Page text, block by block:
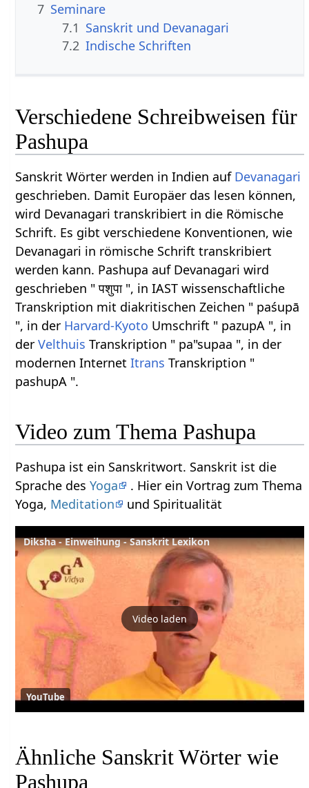
7 Seminare
7.1 Sanskrit und Devanagari
7.2 Indische Schriften
Verschiedene Schreibweisen für
Pashupa
Sanskrit Wörter werden in Indien auf Devanagari
geschrieben. Damit Europäer das lesen können,
wird Devanagari transkribiert in die Römische
Schrift. Es gibt verschiedene Konventionen, wie
Devanagari in römische Schrift transkribiert
werden kann. Pashupa auf Devanagari wird
geschrieben " पशुपा ", in IAST wissenschaftliche
Transkription mit diakritischen Zeichen " paśupā
", in der Harvard-Kyoto Umschrift " pazupA ", in
derVelthuis Transkription " pa"supaa ", in der
modernen InternetItrans Transkription "
pashupA ".
Video zum Thema Pashupa
Pashupa ist ein Sanskritwort. Sanskrit ist die
Sprache desYoga
. Hier ein Vortrag zum Thema
Yoga, Meditation und Spiritualität
Diksha - Einweihung - Sanskrit Lexikon
Video laden
YouTube
Ähnliche Sanskrit Wörter wie
Pashupa